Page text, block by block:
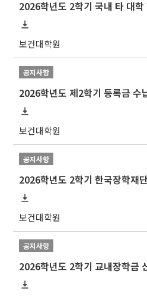
2026학년도 2학기 국내 타 대
보건대학원
공지사항
보건대학원
공지사항
보건대학원
공지사항
2026학년도 2학기 교내장학금